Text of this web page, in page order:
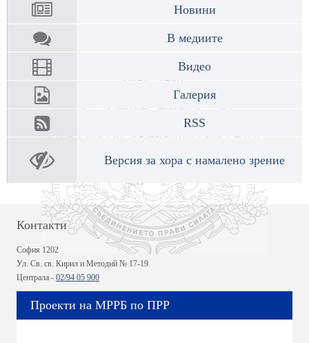
Новини
В медиите
Видео
Галерия
RSS
Версия за хора с намалено зрение
Контакти
София 1202
Ул. Св. св. Кирил и Методий № 17-19
Централа - 02/94 05 900
Проекти на МРРБ по ПРР